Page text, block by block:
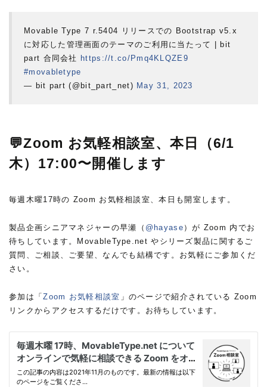
Movable Type 7 r.5404 リリースでの Bootstrap v5.x
に対応した管理画面のテーマのご利用に当たって | bit
part 合同会社
https://t.co/Pmq4KLQZE9
#movabletype
— bit part (@bit_part_net) May 31, 2023
💬Zoom お気軽相談室、本日（6/1
木）17:00〜開催します
毎週木曜17時の Zoom お気軽相談室、本日も開室します。
製品企画シニアマネジャーの早瀬（ @hayase ）が Zoom 内でお
待ちしています。MovableType.net やシリーズ製品に関するご
質問、ご相談、ご要望、なんでも結構です。お気軽にご参加くだ
さい。
参加は「Zoom お気軽相談室 」のページで紹介されている Zoom
リンクからアクセスするだけです。お待ちしています。